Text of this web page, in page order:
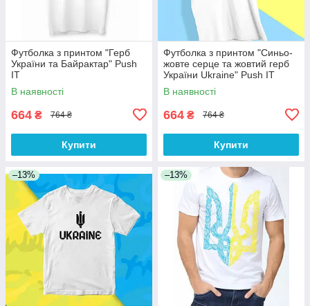
Футболка з принтом "Герб
України та Байрактар" Push
IT
В наявності
664 ₴ 764 ₴
Купити
Футболка з принтом "Синьо-
жовте серце та жовтий герб
України Ukraine" Push IT
В наявності
664 ₴ 764 ₴
Купити
–13% –13%